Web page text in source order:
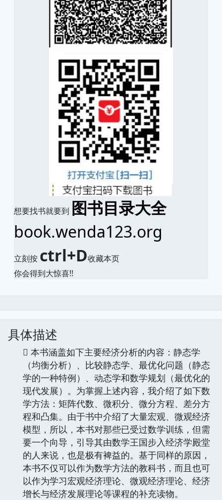
想要找书就要到 图书目录大全
book.wenda123.org
立刻按 ctrl+D收藏本页
你会得到大惊喜!!
具体描述
 本书涵盖如下主要经济分析的内容：静态学
（均衡分析）、比较静态学、最优化问题（静态
学的一种特例）、动态学和数学规划（最优化的
现代发展）。为掌握上述内容，我介绍了如下数
学方法：矩阵代数、微积分、微分方程、差分方
程和凸集。由于书中介绍了大量宏观、微观经济
模型，所以，本书对那些已受过数学训练，但需
要一个向导，引导其由数学王国步入经济学殿堂
的人来说，也是极有裨益的。基于同样的原因，
本书不仅可以作为数学方法的教科书，而且也可
以作为学习宏观经济理论、微观经济理论、经济
增长与经济发展理论等课程的补充读物。